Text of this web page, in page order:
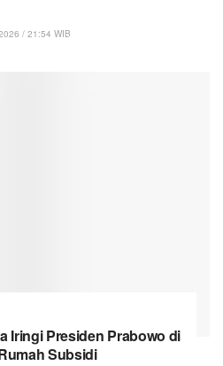
/ 21:54 WIB
Iringi Presiden Prabowo di
Subsidi